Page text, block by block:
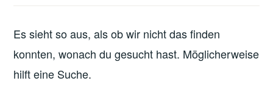
Es sieht so aus, als ob wir nicht das finden
konnten, wonach du gesucht hast. Möglicherweise
hilft eine Suche.